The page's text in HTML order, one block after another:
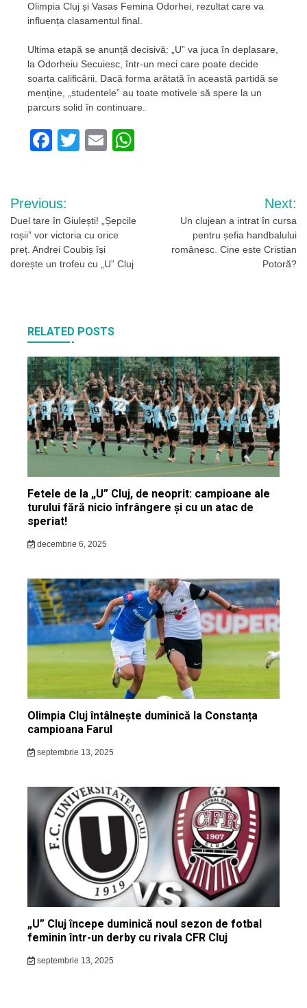
Olimpia Cluj și Vasas Femina Odorhei, rezultat care va
influența clasamentul final.
Ultima etapă se anunță decisivă: „U” va juca în deplasare,
la Odorheiu Secuiesc, într-un meci care poate decide
soarta calificării. Dacă forma arătată în această partidă se
menține, „studentele” au toate motivele să spere la un
parcurs solid în continuare.
Facebook
TwitterEmail
Navigare
în
articole
Previous:
Duel tare în Giulești! „Șepcile
roșii” vor victoria cu orice
preț. Andrei Coubiș își
dorește un trofeu cu „U” Cluj
Next:
Un clujean a intrat în cursa
pentru șefia handbalului
românesc. Cine este Cristian
Potoră?
RELATED POSTS
Fetele de la „U” Cluj, de neoprit: campioane ale
turului fără nicio înfrângere și cu un atac de
speriat!
decembrie 6, 2025
Olimpia Cluj întâlnește duminică la Constanța
campioana Farul
septembrie 13, 2025
„U” Cluj începe duminică noul sezon de fotbal
feminin într-un derby cu rivala CFR Cluj
septembrie 13, 2025